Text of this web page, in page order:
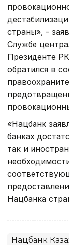
страны», -
Службе
Президенте
обратился в
«Нацбанк
банках
так и
Нацбанка
Нацбанк